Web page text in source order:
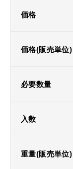
価格
価格(販売単位)
必要数量
入数
重量(販売単位)